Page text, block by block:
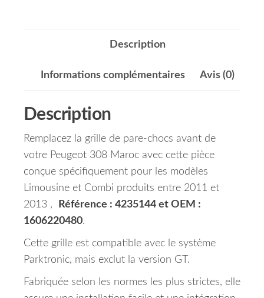
Description
Informations complémentaires Avis (0)
Description
Remplacez la grille de pare-chocs avant de
votre Peugeot 308 Maroc avec cette pièce
conçue spécifiquement pour les modèles
Limousine et Combi produits entre 2011 et
2013 ,
Référence : 4235144 et OEM :
1606220480.
Cette grille est compatible avec le système
Parktronic, mais exclut la version GT.
Fabriquée selon les normes les plus strictes, elle